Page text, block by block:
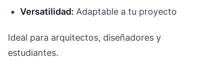
Versatilidad: Adaptable a tu proyecto
Ideal para arquitectos, diseñadores y
estudiantes.